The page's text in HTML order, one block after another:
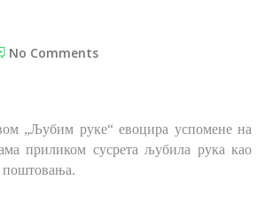
No Comments
„Љубим руке“ евоцира успомене на
приликом сусрета љубила рука као
поштовања.